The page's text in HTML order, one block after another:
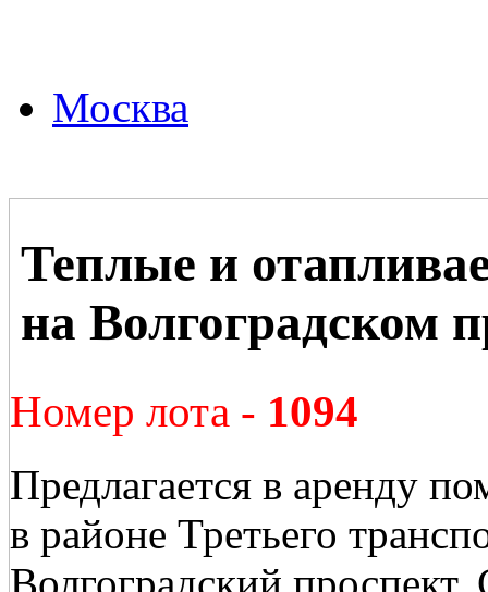
Москва
Теплые и
на Волгоградском
Номер лота - 1094
Предлагается в аренду
в районе Третьего